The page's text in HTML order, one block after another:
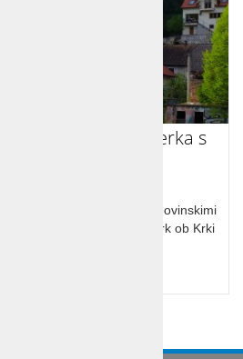
Krke do Žužemberka s
asfaltnih poteh med zgodovinskimi
gradu Žužemberk ob Krki